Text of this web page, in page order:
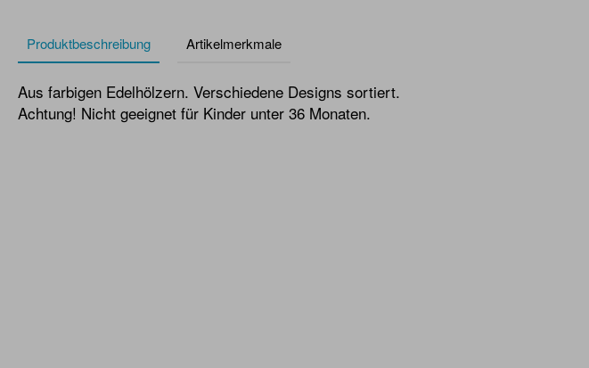
Produktbeschreibung Artikelmerkmale
Aus farbigen Edelhölzern. Verschiedene Designs sortiert.
Achtung! Nicht geeignet für Kinder unter 36 Monaten.